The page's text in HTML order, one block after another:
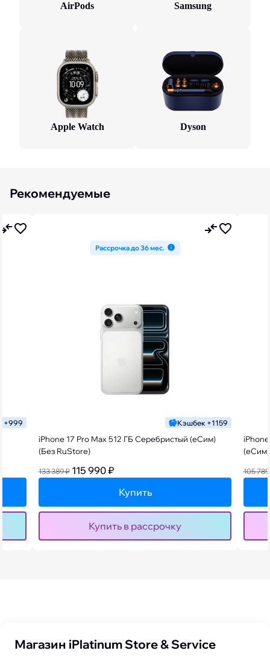
AirPods Samsung
Apple Watch Dyson
Рекомендуемые
+999
Рассрочка до 36 мес.
Кэшбек +1159
iPhone 17 Pro Max 512 ГБ Серебристый (еСим)
(Без RuStore)
133 389 ₽ 115 990 ₽
Купить
Купить в рассрочку
(еСим)
105
Магазин iPlatinum Store & Service